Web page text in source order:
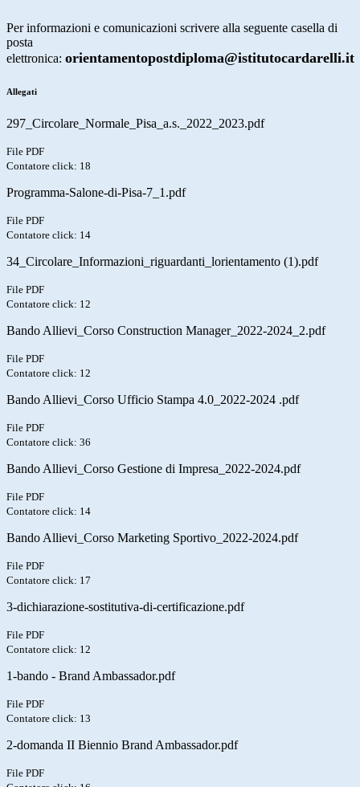
Per informazioni e comunicazioni scrivere alla seguente casella di
posta
elettronica: orientamentopostdiploma@istitutocardarelli.it
Allegati
297_Circolare_Normale_Pisa_a.s._2022_2023.pdf
File PDF
Contatore click: 18
Programma-Salone-di-Pisa-7_1.pdf
File PDF
Contatore click: 14
34_Circolare_Informazioni_riguardanti_lorientamento (1).pdf
File PDF
Contatore click: 12
Bando Allievi_Corso Construction Manager_2022-2024_2.pdf
File PDF
Contatore click: 12
Bando Allievi_Corso Ufficio Stampa 4.0_2022-2024 .pdf
File PDF
Contatore click: 36
Bando Allievi_Corso Gestione di Impresa_2022-2024.pdf
File PDF
Contatore click: 14
Bando Allievi_Corso Marketing Sportivo_2022-2024.pdf
File PDF
Contatore click: 17
3-dichiarazione-sostitutiva-di-certificazione.pdf
File PDF
Contatore click: 12
1-bando - Brand Ambassador.pdf
File PDF
Contatore click: 13
2-domanda II Biennio Brand Ambassador.pdf
File PDF